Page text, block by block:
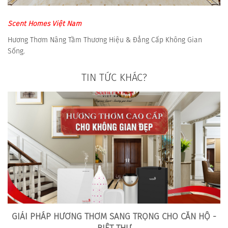
Scent Homes Việt Nam
Hương Thơm Nâng Tầm Thương Hiệu & Đẳng Cấp Không Gian
Sống.
TIN TỨC KHÁC?
GIẢI PHÁP HƯƠNG THƠM SANG TRỌNG CHO CĂN HỘ -